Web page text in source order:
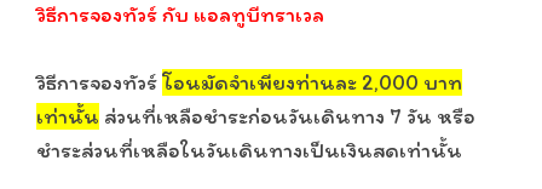
วิธีการจองทัวร์ กับ แอลทูบีทราเวล
วิธีการจองทัวร์โอนมัดจำเพียงท่านละ 2,000 บาท
เท่านั้น ส่วนที่เหลือชำระก่อนวันเดินทาง 7 วัน หรือ
ชำระส่วนที่เหลือในวันเดินทางเป็นเงินสดเท่านั้น